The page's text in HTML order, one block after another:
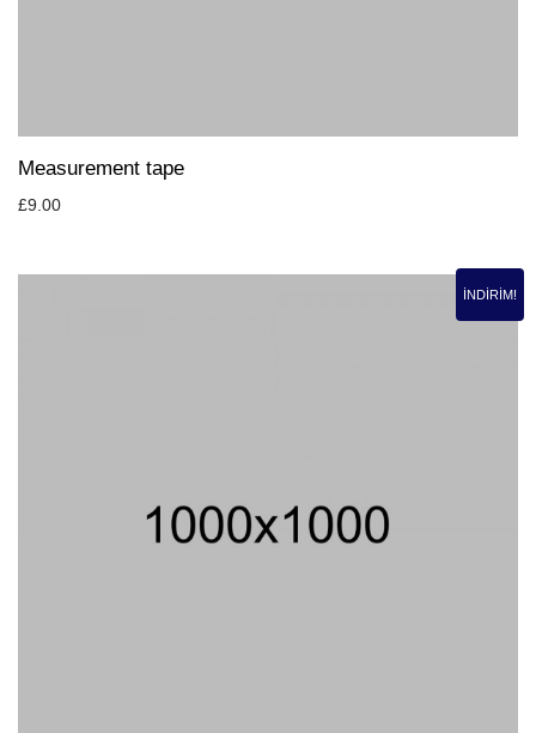
Measurement tape
£9.00
İNDIRIM!